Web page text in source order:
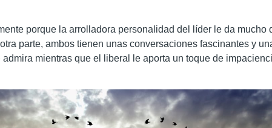
porque la arrolladora personalidad del líder le da mucho
parte, ambos tienen unas conversaciones fascinantes y
mientras que el liberal le aporta un toque de